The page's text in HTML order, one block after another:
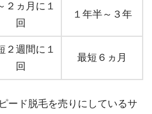
２ヵ月に１
回
１年半～３年
２週間に１
回
最短６ヵ月
ード脱毛を売りにしているサ